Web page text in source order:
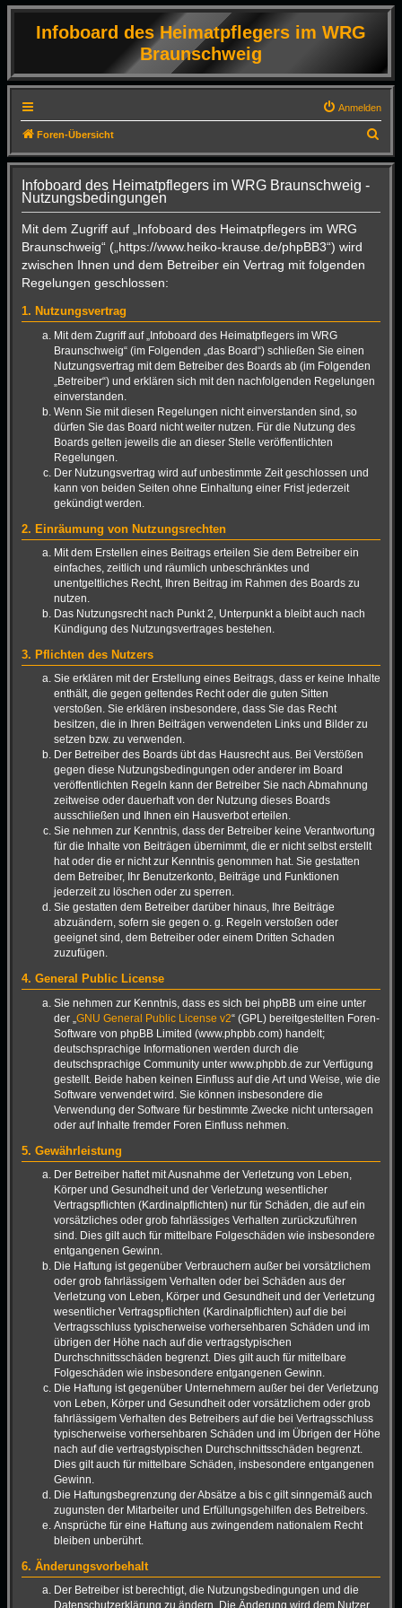
Infoboard des Heimatpflegers im WRG
Braunschweig
Anmelden
Foren-Übersicht
u
Infoboard des Heimatpflegers im WRG Braunschweig -
Nutzungsbedingungen
Mit dem Zugriff auf „Infoboard des Heimatpflegers im WRG
Braunschweig“ („https://www.heiko-krause.de/phpBB3“) wird
zwischen Ihnen und dem Betreiber ein Vertrag mit folgenden
Regelungen geschlossen:
1. Nutzungsvertrag
Mit dem Zugriff auf „Infoboard des Heimatpflegers im WRG
Braunschweig“ (im Folgenden „das Board“) schließen Sie einen
Nutzungsvertrag mit dem Betreiber des Boards ab (im Folgenden
„Betreiber“) und erklären sich mit den nachfolgenden Regelungen
einverstanden.
Wenn Sie mit diesen Regelungen nicht einverstanden sind, so
dürfen Sie das Board nicht weiter nutzen. Für die Nutzung des
Boards gelten jeweils die an dieser Stelle veröffentlichten
Regelungen.
Der Nutzungsvertrag wird auf unbestimmte Zeit geschlossen und
kann von beiden Seiten ohne Einhaltung einer Frist jederzeit
gekündigt werden.
2. Einräumung von Nutzungsrechten
Mit dem Erstellen eines Beitrags erteilen Sie dem Betreiber ein
einfaches, zeitlich und räumlich unbeschränktes und
unentgeltliches Recht, Ihren Beitrag im Rahmen des Boards zu
nutzen.
Das Nutzungsrecht nach Punkt 2, Unterpunkt a bleibt auch nach
Kündigung des Nutzungsvertrages bestehen.
3. Pflichten des Nutzers
Sie erklären mit der Erstellung eines Beitrags, dass er keine Inhalte
enthält, die gegen geltendes Recht oder die guten Sitten
verstoßen. Sie erklären insbesondere, dass Sie das Recht
besitzen, die in Ihren Beiträgen verwendeten Links und Bilder zu
setzen bzw. zu verwenden.
Der Betreiber des Boards übt das Hausrecht aus. Bei Verstößen
gegen diese Nutzungsbedingungen oder anderer im Board
veröffentlichten Regeln kann der Betreiber Sie nach Abmahnung
zeitweise oder dauerhaft von der Nutzung dieses Boards
ausschließen und Ihnen ein Hausverbot erteilen.
Sie nehmen zur Kenntnis, dass der Betreiber keine Verantwortung
für die Inhalte von Beiträgen übernimmt, die er nicht selbst erstellt
hat oder die er nicht zur Kenntnis genommen hat. Sie gestatten
dem Betreiber, Ihr Benutzerkonto, Beiträge und Funktionen
jederzeit zu löschen oder zu sperren.
Sie gestatten dem Betreiber darüber hinaus, Ihre Beiträge
abzuändern, sofern sie gegen o. g. Regeln verstoßen oder
geeignet sind, dem Betreiber oder einem Dritten Schaden
zuzufügen.
4. General Public License
Sie nehmen zur Kenntnis, dass es sich bei phpBB um eine unter
der „ GNU General Public License v2“ (GPL) bereitgestellten Foren-
Software von phpBB Limited (www.phpbb.com) handelt;
deutschsprachige Informationen werden durch die
deutschsprachige Community unter www.phpbb.de zur Verfügung
gestellt. Beide haben keinen Einfluss auf die Art und Weise, wie die
Software verwendet wird. Sie können insbesondere die
Verwendung der Software für bestimmte Zwecke nicht untersagen
oder auf Inhalte fremder Foren Einfluss nehmen.
5. Gewährleistung
Der Betreiber haftet mit Ausnahme der Verletzung von Leben,
Körper und Gesundheit und der Verletzung wesentlicher
Vertragspflichten (Kardinalpflichten) nur für Schäden, die auf ein
vorsätzliches oder grob fahrlässiges Verhalten zurückzuführen
sind. Dies gilt auch für mittelbare Folgeschäden wie insbesondere
entgangenen Gewinn.
Die Haftung ist gegenüber Verbrauchern außer bei vorsätzlichem
oder grob fahrlässigem Verhalten oder bei Schäden aus der
Verletzung von Leben, Körper und Gesundheit und der Verletzung
wesentlicher Vertragspflichten (Kardinalpflichten) auf die bei
Vertragsschluss typischerweise vorhersehbaren Schäden und im
übrigen der Höhe nach auf die vertragstypischen
Durchschnittsschäden begrenzt. Dies gilt auch für mittelbare
Folgeschäden wie insbesondere entgangenen Gewinn.
Die Haftung ist gegenüber Unternehmern außer bei der Verletzung
von Leben, Körper und Gesundheit oder vorsätzlichem oder grob
fahrlässigem Verhalten des Betreibers auf die bei Vertragsschluss
typischerweise vorhersehbaren Schäden und im Übrigen der Höhe
nach auf die vertragstypischen Durchschnittsschäden begrenzt.
Dies gilt auch für mittelbare Schäden, insbesondere entgangenen
Gewinn.
Die Haftungsbegrenzung der Absätze a bis c gilt sinngemäß auch
zugunsten der Mitarbeiter und Erfüllungsgehilfen des Betreibers.
Ansprüche für eine Haftung aus zwingendem nationalem Recht
bleiben unberührt.
6. Änderungsvorbehalt
Der Betreiber ist berechtigt, die Nutzungsbedingungen und die
Datenschutzerklärung zu ändern. Die Änderung wird dem Nutzer